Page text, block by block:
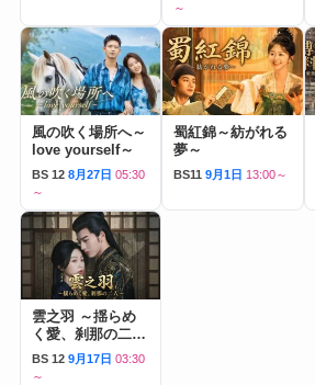
～
風の吹く場所へ～
love yourself～
BS 12 8月27日 05:30
～
蜀紅錦～紡がれる
夢～
BS11 9月1日 13:00～
雲之羽 ～揺らめ
く愛、刹那の二人
～
BS 12 9月17日 03:30
～